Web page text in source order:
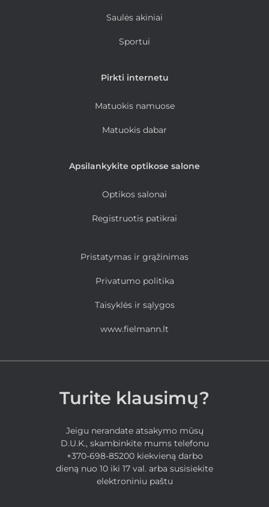
Saulės akiniai
Sportui
Pirkti internetu
Matuokis namuose
Matuokis dabar
Apsilankykite optikose salone
Optikos salonai
Registruotis patikrai
Pristatymas ir grąžinimas
Privatumo politika
Taisyklės ir sąlygos
www.fielmann.lt
Turite klausimų?
Jeigu nerandate atsakymo mūsų
D.U.K., skambinkite mums telefonu
+370-698-85200 kiekvieną darbo
dieną nuo 10 iki 17 val. arba susisiekite
elektroniniu paštu